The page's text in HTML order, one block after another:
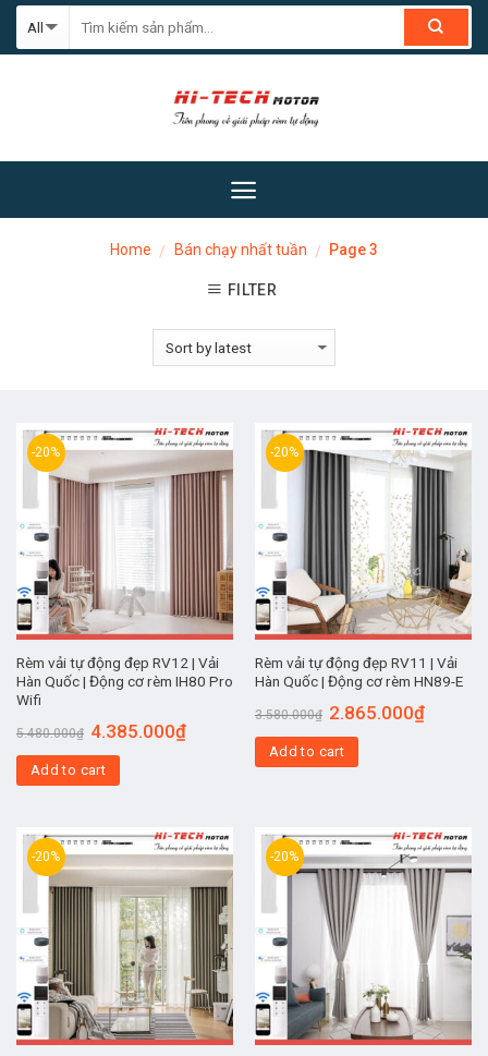
Skip
Home / Bán chạy nhất tuần / Page 3
FILTER
-20%
Rèm vải tự động đẹp RV12 | Vải
Hàn Quốc | Động cơ rèm IH80 Pro
Wifi
5.480.000₫ 4.385.000₫
Add to cart
-20%
Rèm vải tự động đẹp RV11 | Vải
Hàn Quốc | Động cơ rèm HN89-E
3.580.000₫ 2.865.000₫
Add to cart
-20% -20%